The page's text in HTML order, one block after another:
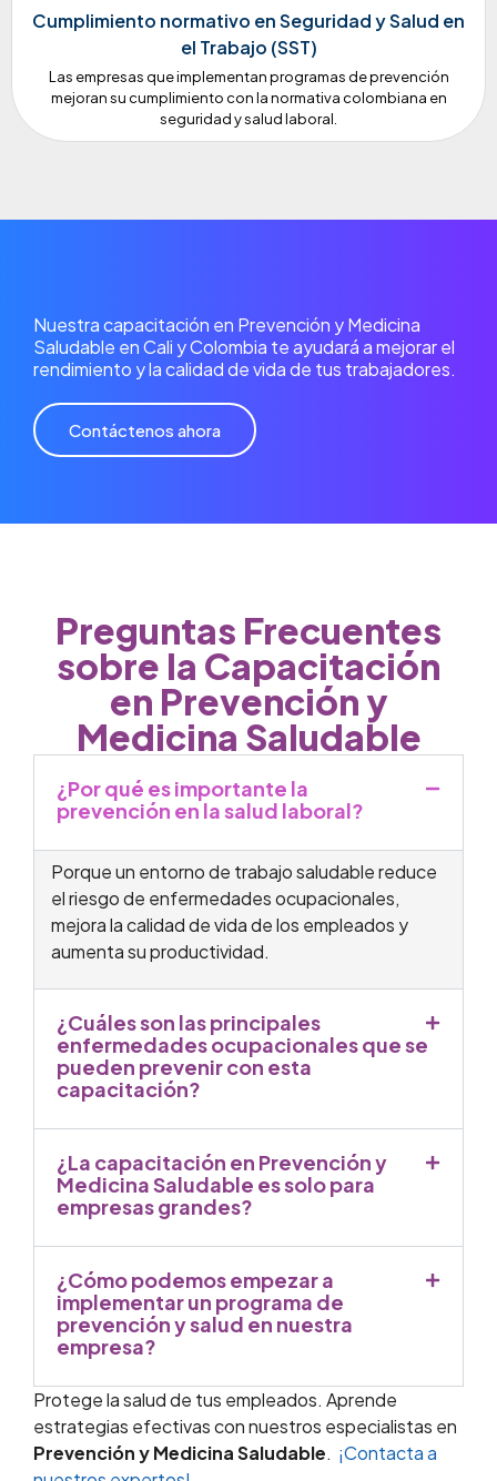
Cumplimiento normativo en Seguridad y Salud en
el Trabajo (SST)
Las empresas que implementan programas de prevención
mejoran su cumplimiento con la normativa colombiana en
seguridad y salud laboral.
Nuestra capacitación en Prevención y Medicina
Saludable en Cali y Colombia te ayudará a mejorar el
rendimiento y la calidad de vida de tus trabajadores.
Contáctenos ahora
Preguntas Frecuentes
sobre la Capacitación
en Prevención y
Medicina Saludable
¿Por qué es importante la
prevención en la salud laboral?
Porque un entorno de trabajo saludable reduce
el riesgo de enfermedades ocupacionales,
mejora la calidad de vida de los empleados y
aumenta su productividad.
¿Cuáles son las principales
enfermedades ocupacionales que se
pueden prevenir con esta
capacitación?
¿La capacitación en Prevención y
Medicina Saludable es solo para
empresas grandes?
¿Cómo podemos empezar a
implementar un programa de
prevención y salud en nuestra
empresa?
Protege la salud de tus empleados. Aprende
estrategias efectivas con nuestros especialistas en
Prevención y Medicina Saludable. ¡Contacta a